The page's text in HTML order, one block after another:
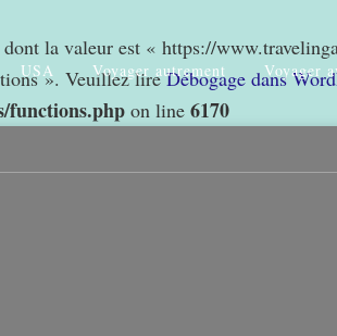
la valeur est « https://
». Veuillez lireDébogage dans
functions.php on line 6170
USA Voyager autrement Voyager